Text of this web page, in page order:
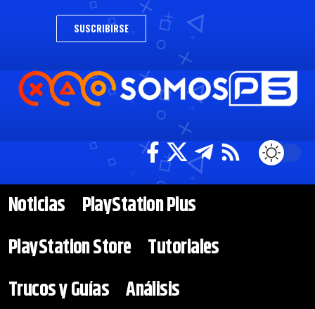
SUSCRIBIRSE
Noticias
PlayStation Plus
PlayStation Store Tutoriales
Trucos y Guías Análisis